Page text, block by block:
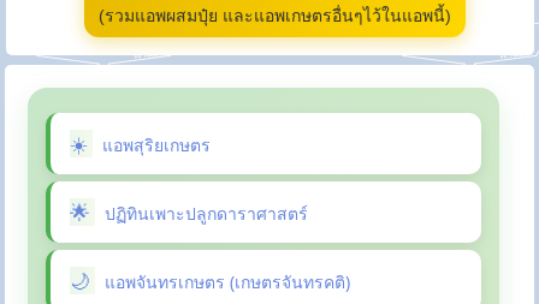
(รวมแอพผสมปุ๋ย และแอพเกษตรอื่นๆไว้ในแอพนี้)
แอพสุริยเกษตร
ปฏิทินเพาะปลูกดาราศาสตร์
แอพจันทรเกษตร (เกษตรจันทรคติ)